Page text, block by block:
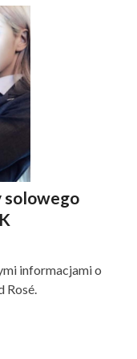
solowego
informacjami o